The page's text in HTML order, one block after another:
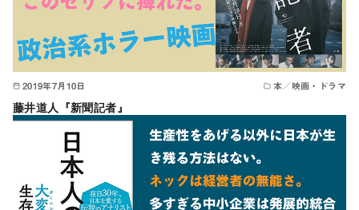
2019年7月10日 本／映画・ドラマ
藤井道人『新聞記者』